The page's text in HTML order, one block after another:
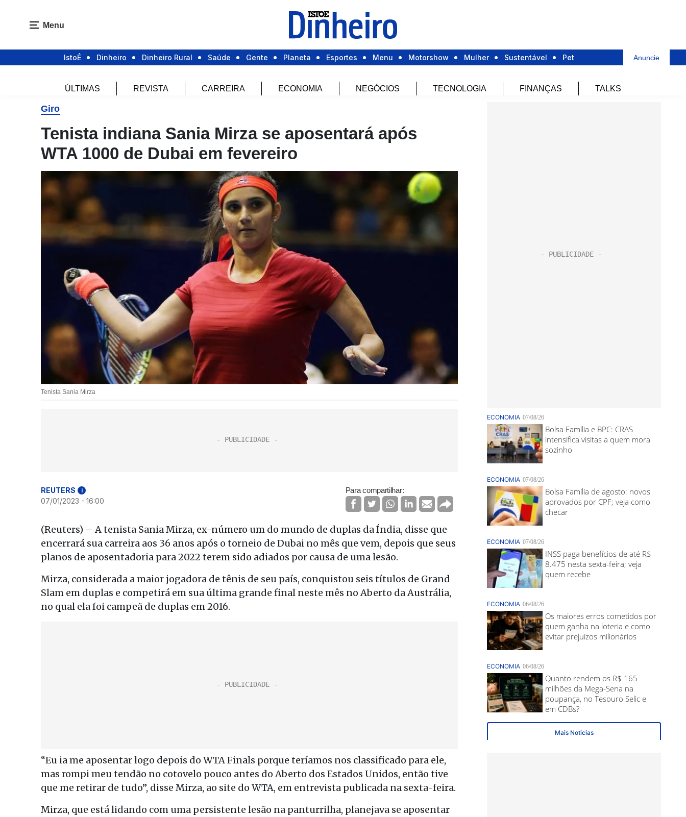
Menu
IstoÉ Dinheiro Dinheiro Rural Saúde Gente Planeta Esportes Menu Motorshow Mulher Sustentável Pet Anuncie
ÚLTIMAS REVISTA CARREIRA ECONOMIA NEGÓCIOS TECNOLOGIA FINANÇAS TALKS
Giro
Tenista indiana Sania Mirza se aposentará após
WTA 1000 de Dubai em fevereiro
Tenista Sania Mirza
REUTERS i
07/01/2023 - 16:00
Para compartilhar:
(Reuters) – A tenista Sania Mirza, ex-número um do mundo de duplas da Índia, disse que
encerrará sua carreira aos 36 anos após o torneio de Dubai no mês que vem, depois que seus
planos de aposentadoria para 2022 terem sido adiados por causa de uma lesão.
Mirza, considerada a maior jogadora de tênis de seu país, conquistou seis títulos de Grand
Slam em duplas e competirá em sua última grande final neste mês no Aberto da Austrália,
no qual ela foi campeã de duplas em 2016.
“Eu ia me aposentar logo depois do WTA Finals porque teríamos nos classificado para ele,
mas rompi meu tendão no cotovelo pouco antes do Aberto dos Estados Unidos, então tive
que me retirar de tudo”, disse Mirza, ao site do WTA, em entrevista publicada na sexta-feira.
Mirza, que está lidando com uma persistente lesão na panturrilha, planejava se aposentar